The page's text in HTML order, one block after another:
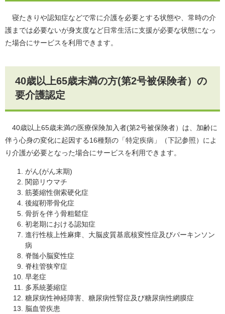
寝たきりや認知症などで常に介護を必要とする状態や、常時の介
護までは必要ないが身支度など日常生活に支援が必要な状態になっ
た場合にサービスを利用できます。
40歳以上65歳未満の方(第2号被保険者）の
要介護認定
40歳以上65歳未満の医療保険加入者(第2号被保険者）は、加齢に
伴う心身の変化に起因する16種類の「特定疾病」（下記参照）によ
り介護が必要となった場合にサービスを利用できます。
がん(がん末期)
関節リウマチ
筋萎縮性側索硬化症
後縦靭帯骨化症
骨折を伴う骨粗鬆症
初老期における認知症
進行性核上性麻痺、大脳皮質基底核変性症及びパーキンソン
病
脊髄小脳変性症
脊柱管狭窄症
早老症
多系統萎縮症
糖尿病性神経障害、糖尿病性腎症及び糖尿病性網膜症
脳血管疾患